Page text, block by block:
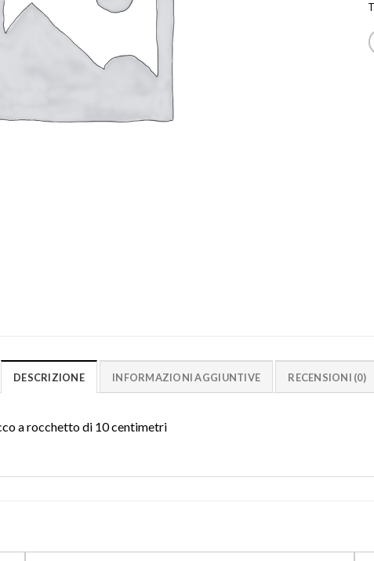
DESCRIZIONE INFORMAZIONI AGGIUNTIVE RECENSIONI (0)
a rocchetto di 10 centimetri